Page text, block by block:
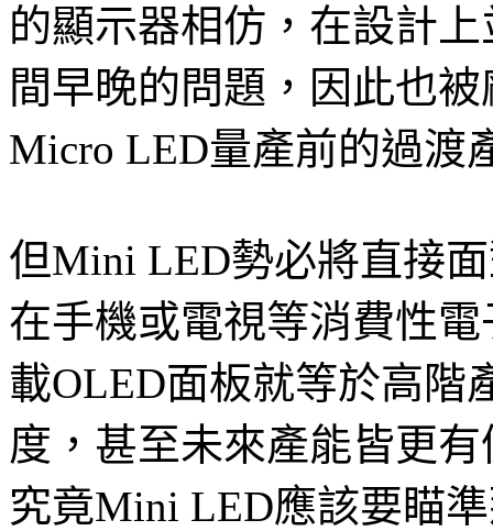
的顯示器相仿，在設計
間早晚的問題，因此也
Micro LED量產前的過渡
但Mini LED勢必將直接
在手機或電視等消費性
載OLED面板就等於高階
度，甚至未來產能皆更
究竟Mini LED應該要瞄